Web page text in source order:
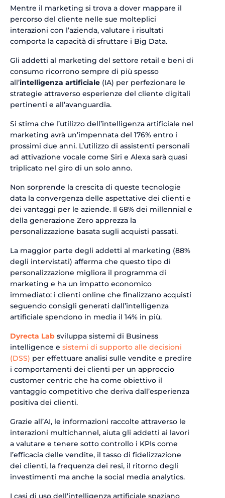
Mentre il marketing si trova a dover mappare il
percorso del cliente nelle sue molteplici
interazioni con l’azienda, valutare i risultati
comporta la capacità di sfruttare i Big Data.
Gli addetti al marketing del settore retail e beni di
consumo ricorrono sempre di più spesso
all’intelligenza artificiale (IA) per perfezionare le
strategie attraverso esperienze del cliente digitali
pertinenti e all’avanguardia.
Si stima che l’utilizzo dell’intelligenza artificiale nel
marketing avrà un’impennata del 176% entro i
prossimi due anni. L’utilizzo di assistenti personali
ad attivazione vocale come Siri e Alexa sarà quasi
triplicato nel giro di un solo anno.
Non sorprende la crescita di queste tecnologie
data la convergenza delle aspettative dei clienti e
dei vantaggi per le aziende. Il 68% dei millennial e
della generazione Zero apprezza la
personalizzazione basata sugli acquisti passati.
La maggior parte degli addetti al marketing (88%
degli intervistati) afferma che questo tipo di
personalizzazione migliora il programma di
marketing e ha un impatto economico
immediato: i clienti online che finalizzano acquisti
seguendo consigli generati dall’intelligenza
artificiale spendono in media il 14% in più.
Dyrecta Lab sviluppa sistemi di Business
intelligence e sistemi di supporto alle decisioni
(DSS) per effettuare analisi sulle vendite e predire
i comportamenti dei clienti per un approccio
customer centric che ha come obiettivo il
vantaggio competitivo che deriva dall’esperienza
positiva dei clienti.
Grazie all’AI, le informazioni raccolte attraverso le
interazioni multichannel, aiuta gli addetti ai lavori
a valutare e tenere sotto controllo i KPIs come
l’efficacia delle vendite, il tasso di fidelizzazione
dei clienti, la frequenza dei resi, il ritorno degli
investimenti ma anche la social media analytics.
I casi di uso dell’intelligenza artificiale spaziano